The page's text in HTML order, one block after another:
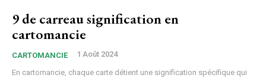
9 de carreau signification en
cartomancie
CARTOMANCIE 1 Août 2024
En cartomancie, chaque carte détient une signification spécifique qui